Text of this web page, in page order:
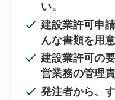
い。
建設業許可申
んな書類を用
建設業許可の
営業務の管理
発注者から、